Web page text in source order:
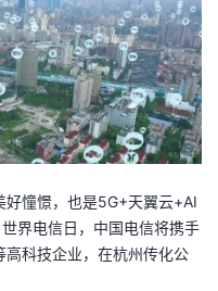
好憧憬，也是5G+天翼云+AI
界电信日，中国电信将携手
科技企业，在杭州传化公